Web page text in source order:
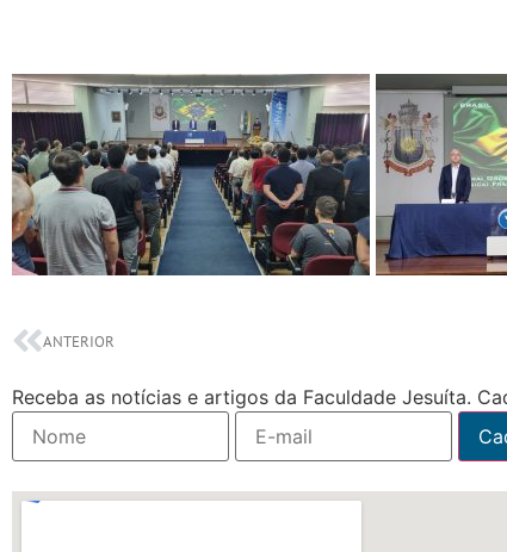
ANTERIOR
Receba as notícias e artigos da Faculdade Jesuíta.